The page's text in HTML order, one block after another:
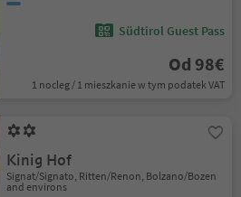
Südtirol Guest Pass
Od 98€
1 nocleg / 1 mieszkanie w tym podatek VAT
Kinig Hof
Signat/Signato, Ritten/Renon, Bolzano/Bozen
and environs